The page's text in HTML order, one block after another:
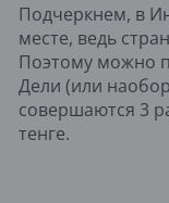
Подчеркнем, в
месте, ведь
Поэтому можно
Дели (или
совершаются 3
тенге.